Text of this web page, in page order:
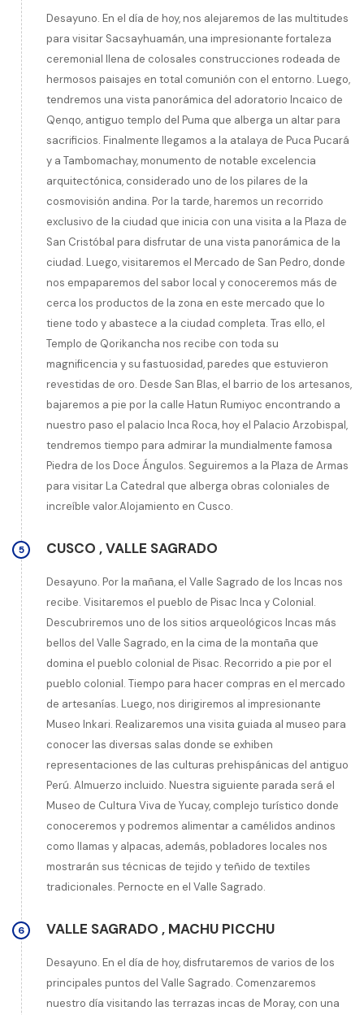
Desayuno. En el día de hoy, nos alejaremos de las multitudes
para visitar Sacsayhuamán, una impresionante fortaleza
ceremonial llena de colosales construcciones rodeada de
hermosos paisajes en total comunión con el entorno. Luego,
tendremos una vista panorámica del adoratorio Incaico de
Qenqo, antiguo templo del Puma que alberga un altar para
sacrificios. Finalmente llegamos a la atalaya de Puca Pucará
y a Tambomachay, monumento de notable excelencia
arquitectónica, considerado uno de los pilares de la
cosmovisión andina. Por la tarde, haremos un recorrido
exclusivo de la ciudad que inicia con una visita a la Plaza de
San Cristóbal para disfrutar de una vista panorámica de la
ciudad. Luego, visitaremos el Mercado de San Pedro, donde
nos empaparemos del sabor local y conoceremos más de
cerca los productos de la zona en este mercado que lo
tiene todo y abastece a la ciudad completa. Tras ello, el
Templo de Qorikancha nos recibe con toda su
magnificencia y su fastuosidad, paredes que estuvieron
revestidas de oro. Desde San Blas, el barrio de los artesanos,
bajaremos a pie por la calle Hatun Rumiyoc encontrando a
nuestro paso el palacio Inca Roca, hoy el Palacio Arzobispal,
tendremos tiempo para admirar la mundialmente famosa
Piedra de los Doce Ángulos. Seguiremos a la Plaza de Armas
para visitar La Catedral que alberga obras coloniales de
increíble valor.Alojamiento en Cusco.
5 CUSCO ,VALLE SAGRADO
Desayuno. Por la mañana, el Valle Sagrado de los Incas nos
recibe. Visitaremos el pueblo de Pisac Inca y Colonial.
Descubriremos uno de los sitios arqueológicos Incas más
bellos del Valle Sagrado, en la cima de la montaña que
domina el pueblo colonial de Pisac. Recorrido a pie por el
pueblo colonial. Tiempo para hacer compras en el mercado
de artesanías. Luego, nos dirigiremos al impresionante
Museo Inkari. Realizaremos una visita guiada al museo para
conocer las diversas salas donde se exhiben
representaciones de las culturas prehispánicas del antiguo
Perú. Almuerzo incluido. Nuestra siguiente parada será el
Museo de Cultura Viva de Yucay, complejo turístico donde
conoceremos y podremos alimentar a camélidos andinos
como llamas y alpacas, además, pobladores locales nos
mostrarán sus técnicas de tejido y teñido de textiles
tradicionales. Pernocte en el Valle Sagrado.
6 VALLE SAGRADO , MACHU PICCHU
Desayuno. En el día de hoy, disfrutaremos de varios de los
principales puntos del Valle Sagrado. Comenzaremos
nuestro día visitando las terrazas incas de Moray, con una